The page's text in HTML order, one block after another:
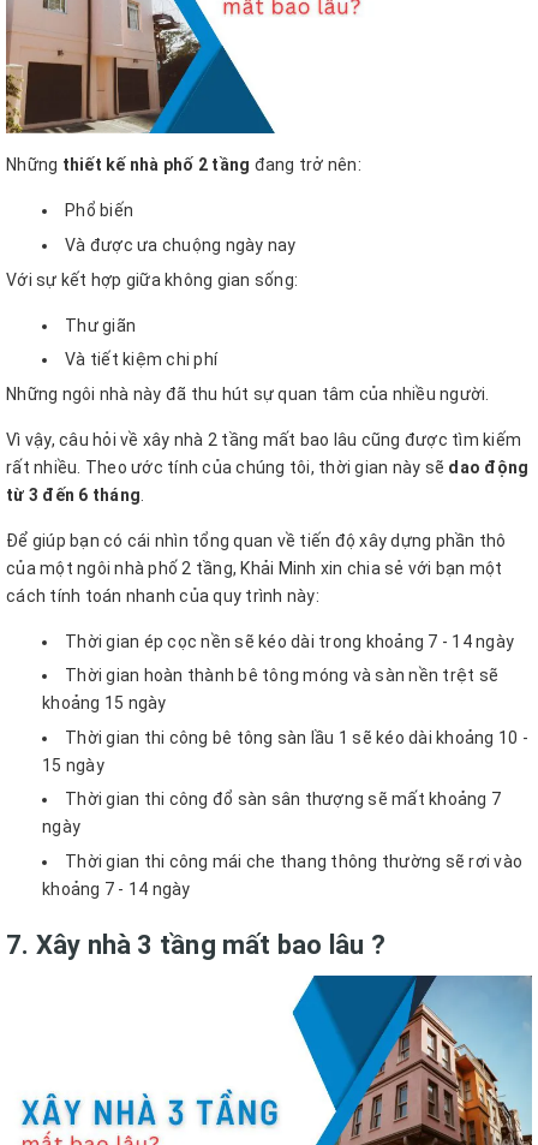
Những thiết kế nhà phố 2 tầng đang trở nên:
Phổ biến
Và được ưa chuộng ngày nay
Với sự kết hợp giữa không gian sống:
Thư giãn
Và tiết kiệm chi phí
Những ngôi nhà này đã thu hút sự quan tâm của nhiều người.
Vì vậy, câu hỏi về xây nhà 2 tầng mất bao lâu cũng được tìm kiếm
rất nhiều. Theo ước tính của chúng tôi, thời gian này sẽ dao động
từ 3 đến 6 tháng
Để giúp bạn có cái nhìn tổng quan về tiến độ xây dựng phần thô
của một ngôi nhà phố 2 tầng, Khải Minh xin chia sẻ với bạn một
cách tính toán nhanh của quy trình này:
Thời gian ép cọc nền sẽ kéo dài trong khoảng 7 - 14 ngày
Thời gian hoàn thành bê tông móng và sàn nền trệt sẽ
khoảng 15 ngày
Thời gian thi công bê tông sàn lầu 1 sẽ kéo dài khoảng 10 -
15 ngày
Thời gian thi công đổ sàn sân thượng sẽ mất khoảng 7
ngày
Thời gian thi công mái che thang thông thường sẽ rơi vào
khoảng 7 - 14 ngày
7. Xây nhà 3 tầng mất bao lâu ?